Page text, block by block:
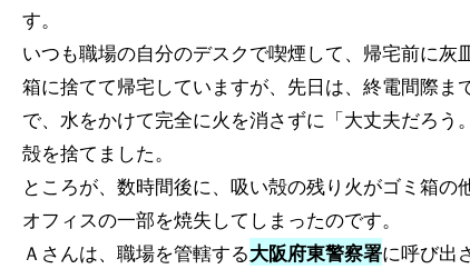
す。
いつも職場の自分のデスクで喫煙して、帰宅前に灰
箱に捨てて帰宅していますが、先日は、終電間際
で、水をかけて完全に火を消さずに「大丈夫だろ
殻を捨てました。
ところが、数時間後に、吸い殻の残り火がゴミ箱
オフィスの一部を焼失してしまったのです。
Ａさんは、職場を管轄する大阪府東警察署に呼び出